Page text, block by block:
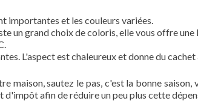
importantes et les couleurs variées.
un grand choix de coloris, elle vous offre
L'aspect est chaleureux et donne du cachet
maison, sautez le pas, c'est la bonne
afin de réduire un peu plus cette